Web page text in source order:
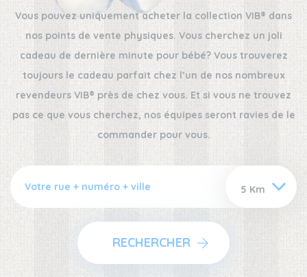
Vous pouvez uniquement acheter la collection VIB® dans
nos points de vente physiques. Vous cherchez un joli
cadeau de dernière minute pour bébé? Vous trouverez
toujours le cadeau parfait chez l’un de nos nombreux
revendeurs VIB® près de chez vous. Et si vous ne trouvez
pas ce que vous cherchez, nos équipes seront ravies de le
commander pour vous.
RECHERCHER